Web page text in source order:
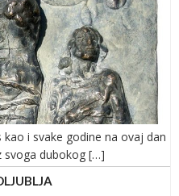
i svake godine na ovaj dan
svoga dubokog […]